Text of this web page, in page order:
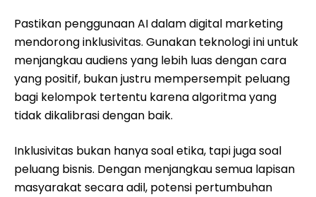
Pastikan penggunaan AI dalam digital marketing
mendorong inklusivitas. Gunakan teknologi ini untuk
menjangkau audiens yang lebih luas dengan cara
yang positif, bukan justru mempersempit peluang
bagi kelompok tertentu karena algoritma yang
tidak dikalibrasi dengan baik.
Inklusivitas bukan hanya soal etika, tapi juga soal
peluang bisnis. Dengan menjangkau semua lapisan
masyarakat secara adil, potensi pertumbuhan